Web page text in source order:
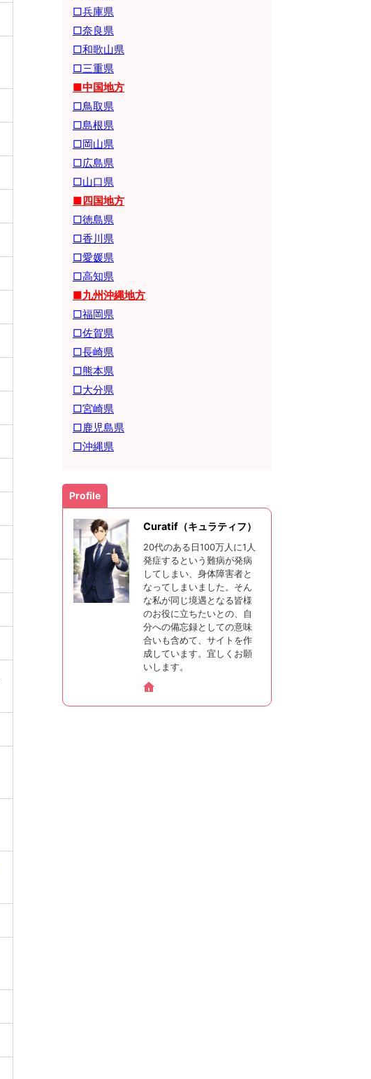
□兵庫県
□奈良県
□和歌山県
□三重県
■中国地方
□鳥取県
□島根県
□岡山県
□広島県
□山口県
■四国地方
□徳島県
□香川県
□愛媛県
□高知県
■九州沖縄地方
□福岡県
□佐賀県
□長崎県
□熊本県
□大分県
□宮崎県
□鹿児島県
□沖縄県
Profile
Curatif（キュラティフ）
20代のある日100万人に1人
発症するという難病が発病
してしまい、身体障害者と
なってしまいました。そん
な私が同じ境遇となる皆様
のお役に立ちたいとの、自
分への備忘録としての意味
合いも含めて、サイトを作
成しています。宜しくお願
いします。